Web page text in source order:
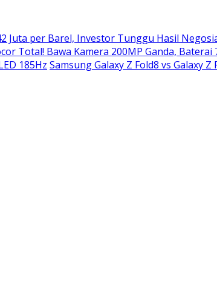
Juta per Barel, Investor Tunggu Hasil
Total! Bawa Kamera 200MP Ganda, Baterai
185Hz Samsung Galaxy Z Fold8 vs Galaxy